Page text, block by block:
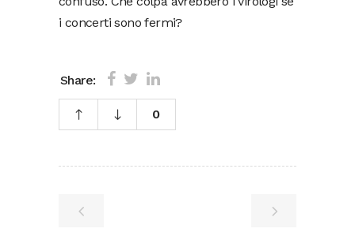
i concerti sono fermi?
Share:
0